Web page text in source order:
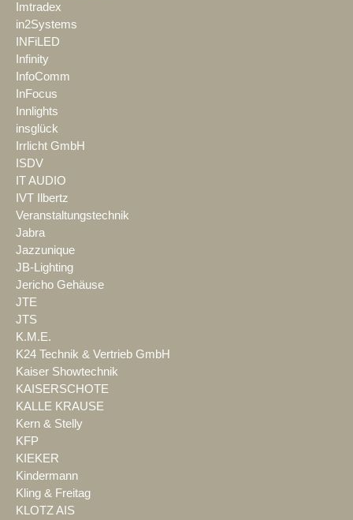
Imtradex
in2Systems
INFiLED
Infinity
InfoComm
InFocus
Innlights
insglück
Irrlicht GmbH
ISDV
IT AUDIO
IVT Ilbertz
Veranstaltungstechnik
Jabra
Jazzunique
JB-Lighting
Jericho Gehäuse
JTE
JTS
K.M.E.
K24 Technik & Vertrieb GmbH
Kaiser Showtechnik
KAISERSCHOTE
KALLE KRAUSE
Kern & Stelly
KFP
KIEKER
Kindermann
Kling & Freitag
KLOTZ AIS